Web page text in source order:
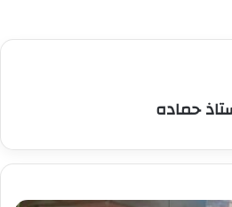
حماده